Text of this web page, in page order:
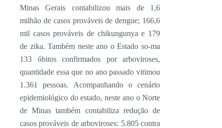
Minas Gerais contabilizou mais de 1,6
milhão de casos prováveis de dengue; 166,6
mil casos prováveis de chikungunya e 179
de zika. Também neste ano o Estado so-ma
133 óbitos confirmados por arboviroses,
quantidade essa que no ano passado vitimou
1.361 pessoas. Acompanhando o cenário
epidemiológico do estado, neste ano o Norte
de Minas também contabiliza redução de
casos prováveis de arboviroses: 5.805 contra